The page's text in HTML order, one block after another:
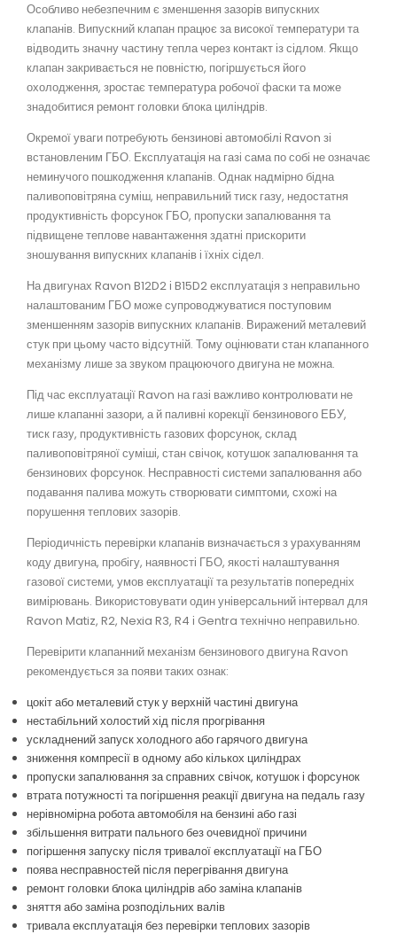
Особливо небезпечним є зменшення зазорів випускних
клапанів. Випускний клапан працює за високої температури та
відводить значну частину тепла через контакт із сідлом. Якщо
клапан закривається не повністю, погіршується його
охолодження, зростає температура робочої фаски та може
знадобитися ремонт головки блока циліндрів.
Окремої уваги потребують бензинові автомобілі Ravon зі
встановленим ГБО. Експлуатація на газі сама по собі не означає
неминучого пошкодження клапанів. Однак надмірно бідна
паливоповітряна суміш, неправильний тиск газу, недостатня
продуктивність форсунок ГБО, пропуски запалювання та
підвищене теплове навантаження здатні прискорити
зношування випускних клапанів і їхніх сідел.
На двигунах Ravon B12D2 і B15D2 експлуатація з неправильно
налаштованим ГБО може супроводжуватися поступовим
зменшенням зазорів випускних клапанів. Виражений металевий
стук при цьому часто відсутній. Тому оцінювати стан клапанного
механізму лише за звуком працюючого двигуна не можна.
Під час експлуатації Ravon на газі важливо контролювати не
лише клапанні зазори, а й паливні корекції бензинового ЕБУ,
тиск газу, продуктивність газових форсунок, склад
паливоповітряної суміші, стан свічок, котушок запалювання та
бензинових форсунок. Несправності системи запалювання або
подавання палива можуть створювати симптоми, схожі на
порушення теплових зазорів.
Періодичність перевірки клапанів визначається з урахуванням
коду двигуна, пробігу, наявності ГБО, якості налаштування
газової системи, умов експлуатації та результатів попередніх
вимірювань. Використовувати один універсальний інтервал для
Ravon Matiz, R2, Nexia R3, R4 і Gentra технічно неправильно.
Перевірити клапанний механізм бензинового двигуна Ravon
рекомендується за появи таких ознак:
цокіт або металевий стук у верхній частині двигуна
нестабільний холостий хід після прогрівання
ускладнений запуск холодного або гарячого двигуна
зниження компресії в одному або кількох циліндрах
пропуски запалювання за справних свічок, котушок і форсунок
втрата потужності та погіршення реакції двигуна на педаль газу
нерівномірна робота автомобіля на бензині або газі
збільшення витрати пального без очевидної причини
погіршення запуску після тривалої експлуатації на ГБО
поява несправностей після перегрівання двигуна
ремонт головки блока циліндрів або заміна клапанів
зняття або заміна розподільних валів
тривала експлуатація без перевірки теплових зазорів